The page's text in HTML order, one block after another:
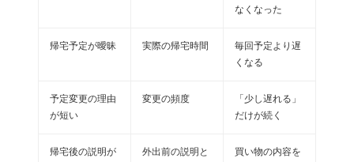
なくなった
帰宅予定が曖昧 実際の帰宅時間
毎回予定より遅
くなる
予定変更の理由
が短い
変更の頻度
「少し遅れる」
だけが続く
帰宅後の説明が
外出前の説明と
買い物の内容を